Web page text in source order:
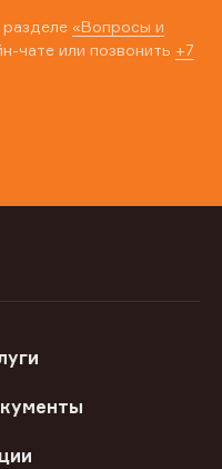
«Вопросы и
чате или позвонить +7